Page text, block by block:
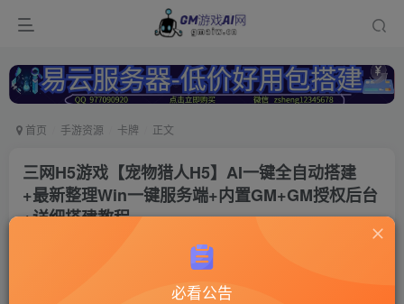
首页 手游资源 卡牌 正文
三网H5游戏【宠物猎人H5】AI一键全自动搭建
+最新整理Win一键服务端+内置GM+GM授权后台
+详细搭建教程
必看公告